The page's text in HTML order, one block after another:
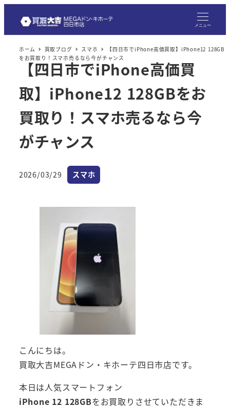
メニュー
ホーム 買取ブログ スマホ
【四日市でiPhone高価買取】iPhone12 128GB
をお買取り！スマホ売るなら今がチャンス
【四日市でiPhone高価買
取】iPhone12 128GBをお
買取り！スマホ売るなら今
がチャンス
投稿日
2026/03/29 カテゴリー
スマホ
こんにちは。
買取大吉MEGAドン・キホーテ四日市店です。
本日は人気スマートフォン
iPhone 12 128GBをお買取りさせていただきま